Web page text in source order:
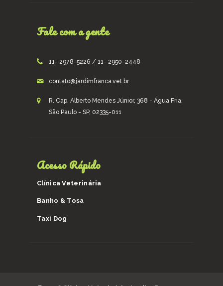
Fale com a gente
11- 2978-5226 / 11- 2950-2448
contato@jardimfranca.vet.br
R. Cap. Alberto Mendes Júnior, 368 - Água Fria,
São Paulo - SP, 02335-011
Acesso Rápido
Clínica Veterinária
Banho & Tosa
Taxi Dog